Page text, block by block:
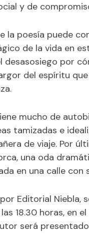
y de
la poesía puede
de la vida en
desasosiego por
del espíritu
mucho de
tamizadas e
de viaje. Por
una oda
en una calle
Editorial
18.30 horas, en
será